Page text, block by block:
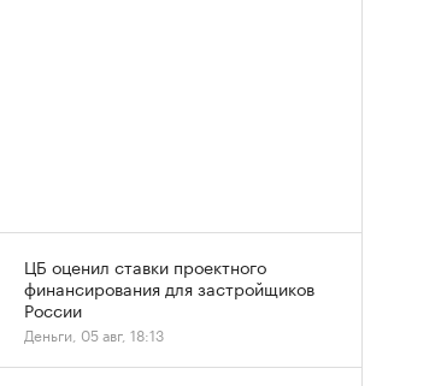
ЦБ оценил ставки проектного
финансирования для застройщиков
России
Деньги, 05 авг, 18:13